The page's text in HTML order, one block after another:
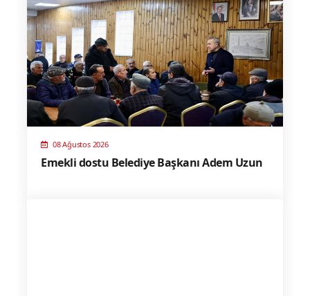
08 Ağustos 2026
Emekli dostu Belediye Başkanı Adem Uzun